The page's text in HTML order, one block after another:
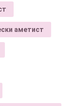
аметист